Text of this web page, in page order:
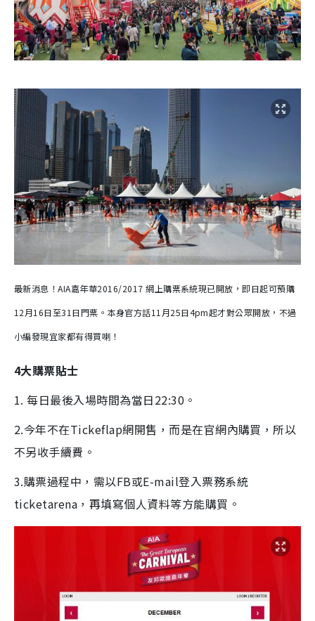
最新消息！AIA嘉年華2016/2017 網上購票系統現已開放，即日起可預購
12月16日至31日門票。 本身官方話11月25日4pm起才對公眾開放，不過
小編發現宜家都有得買喇！
4大購票貼士
1. 每日最後入場時間為當日22:30。
2.今年不在Tickeflap網開售，而是在官網內購買，所以
不另收手續費。
3.購票過程中，需以FB或E-mail登入票務系統
ticketarena，再填寫個人資料等方能購買。